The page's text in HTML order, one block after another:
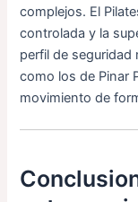
complejos. El
controlada y la
perfil de seguridad
como los de Pinar
movimiento de